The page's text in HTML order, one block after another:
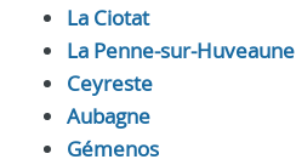
La Ciotat
La Penne-sur-Huveaune
Ceyreste
Aubagne
Gémenos